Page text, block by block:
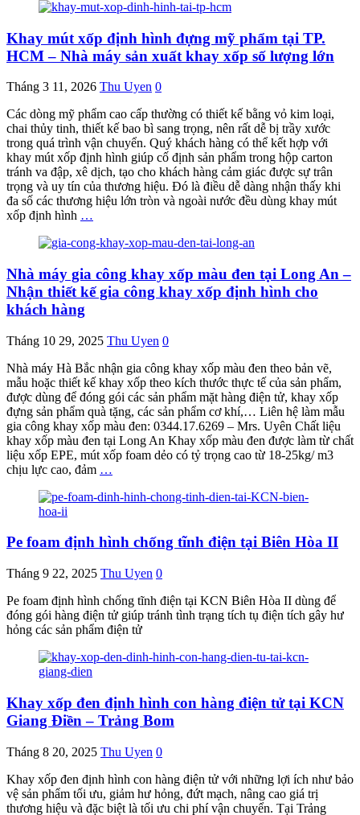
Khay mút xốp định hình đựng mỹ phẩm tại TP.
HCM – Nhà máy sản xuất khay xốp số lượng lớn
Tháng 3 11, 2026 Thu Uyen 0
Các dòng mỹ phẩm cao cấp thường có thiết kế bằng vỏ kim loại,
chai thủy tinh, thiết kế bao bì sang trọng, nên rất dễ bị trầy xước
trong quá trình vận chuyển. Quý khách hàng có thể kết hợp với
khay mút xốp định hình giúp cố định sản phẩm trong hộp carton
tránh va đập, xê dịch, tạo cho khách hàng cảm giác được sự trân
trọng và uy tín của thương hiệu. Đó là điều dễ dàng nhận thấy khi
đa số các thương hiệu lớn tròn và ngoài nước đều dùng khay mút
xốp định hình …
Nhà máy gia công khay xốp màu đen tại Long An –
Nhận thiết kế gia công khay xốp định hình cho
khách hàng
Tháng 10 29, 2025 Thu Uyen 0
Nhà máy Hà Bắc nhận gia công khay xốp màu đen theo bản vẽ,
mẫu hoặc thiết kế khay xốp theo kích thước thực tế của sản phẩm,
được dùng để đóng gói các sản phẩm mặt hàng điện tử, khay xốp
đựng sản phẩm quà tặng, các sản phẩm cơ khí,… Liên hệ làm mẫu
gia công khay xốp màu đen: 0344.17.6269 – Mrs. Uyên Chất liệu
khay xốp màu đen tại Long An Khay xốp màu đen được làm từ chất
liệu xốp EPE, mút xốp foam dẻo có tỷ trọng cao từ 18-25kg/ m3
chịu lực cao, đảm …
Pe foam định hình chống tĩnh điện tại Biên Hòa II
Tháng 9 22, 2025 Thu Uyen 0
Pe foam định hình chống tĩnh điện tại KCN Biên Hòa II dùng để
đóng gói hàng điện tử giúp tránh tình trạng tích tụ điện tích gây hư
hỏng các sản phẩm điện tử
Khay xốp đen định hình con hàng điện tử tại KCN
Giang Điền – Trảng Bom
Tháng 8 20, 2025 Thu Uyen 0
Khay xốp đen định hình con hàng điện tử với những lợi ích như bảo
vệ sản phẩm tối ưu, giảm hư hỏng, đứt mạch, nâng cao giá trị
thương hiệu và đặc biệt là tối ưu chi phí vận chuyển. Tại Trảng